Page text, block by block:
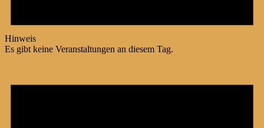
Hinweis
Es gibt keine Veranstaltungen an diesem Tag.